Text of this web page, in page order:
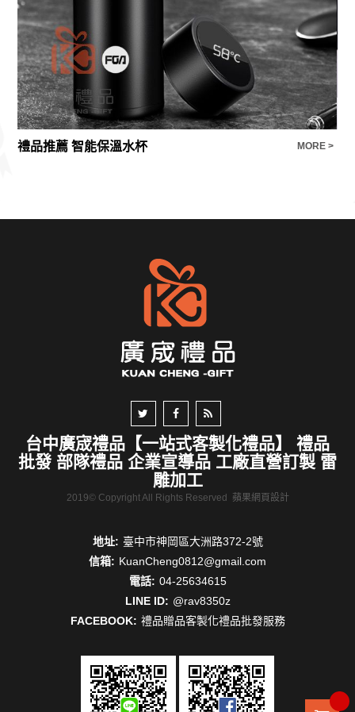
禮品推薦 智能保溫水杯 MORE >
台中廣宬禮品【一站式客製化禮品】 禮品
批發 部隊禮品 企業宣導品 工廠直營訂製 雷
雕加工
2019© Copyright All Rights Reserved 蘋果網頁設計
地址: 臺中市神岡區大洲路372-2號
信箱: KuanCheng0812@gmail.com
電話: 04-25634615
LINE ID: @rav8350z
FACEBOOK: 禮品贈品客製化禮品批發服務